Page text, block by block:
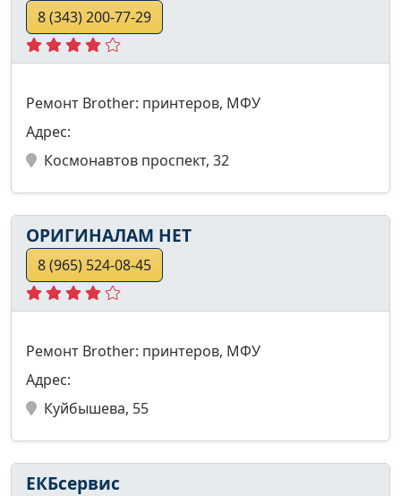
8 (343) 200-77-29
Ремонт Brother: принтеров, МФУ
Адрес:
Космонавтов проспект, 32
ОРИГИНАЛАМ НЕТ
8 (965) 524-08-45
Ремонт Brother: принтеров, МФУ
Адрес:
Куйбышева, 55
ЕКБсервис